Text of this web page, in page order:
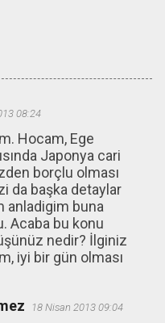
08:24
Hocam, Ege
Japonya cari
borçlu olması
da başka detaylar
anladigim buna
Acaba bu konu
nedir? İlginiz
iyi bir gün olması
18 Nisan 2013 09:04